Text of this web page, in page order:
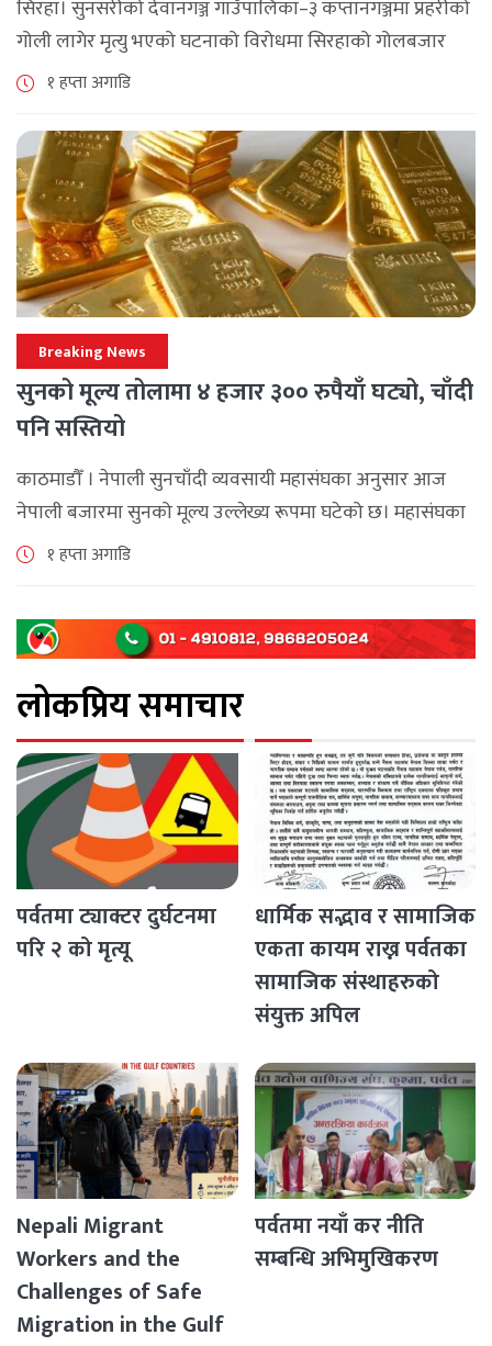
सिरहा। सुनसरीको देवानगञ्ज गाउँपालिका–३ कप्तानगञ्जमा प्रहरीको
गोली लागेर मृत्यु भएको घटनाको विरोधमा सिरहाको गोलबजार
नगरपालिका–८ पुरानो चोक चोहर्वामा स्थानीयले प्रदर्शन गरेका
पश्चिम राजमार्ग अवरुद्ध [...]
१ हप्ता अगाडि
Breaking News
सुनको मूल्य तोलामा ४ हजार ३०० रुपैयाँ घट्यो, चाँदी
पनि सस्तियो
काठमाडौँ । नेपाली सुनचाँदी व्यवसायी महासंघका अनुसार आज
नेपाली बजारमा सुनको मूल्य उल्लेख्य रूपमा घटेको छ। महासंघका
अनुसार छापावाल सुनको मूल्य आज प्रतितोला दुई लाख ८४ हजार
१ हप्ता अगाडि
लोकप्रिय समाचार
पर्वतमा ट्याक्टर दुर्घटनमा
परि २ को मृत्यू
धार्मिक सद्भाव र सामाजिक
एकता कायम राख्न पर्वतका
सामाजिक संस्थाहरुको
संयुक्त अपिल
Nepali Migrant
Workers and the
Challenges of Safe
Migration in the Gulf
पर्वतमा नयाँ कर नीति
सम्बन्धि अभिमुखिकरण